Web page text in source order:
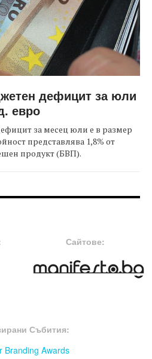
дефицит за юли
евро
за месец юли е в размер
представлява 1,8% от
продукт (БВП).
Сайтове:
Събития:
Branding Awards